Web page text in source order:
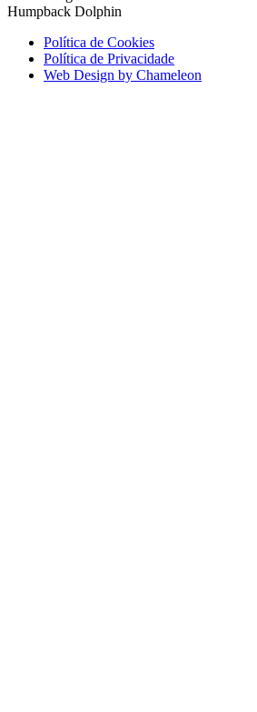
Humpback Dolphin
Política de Cookies
Política de Privacidade
Web Design by Chameleon